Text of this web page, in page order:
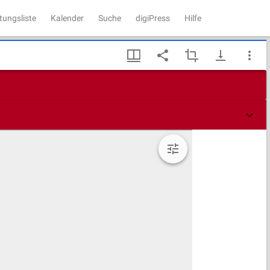
Kalender Suche digiPress Hilfe